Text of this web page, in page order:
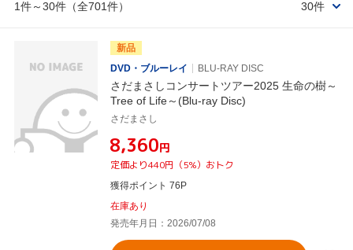
1件～30件（全701件） 30件
新品
DVD・ブルーレイ
BLU-RAY DISC
さだまさしコンサートツアー2025 生命の樹～
Tree of Life～(Blu-ray Disc)
さだまさし
¥8,360円
定価より440円（5%）おトク
獲得ポイント 76P
在庫あり
発売年月日：2026/07/08